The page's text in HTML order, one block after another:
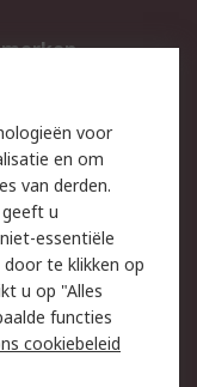
merken
veiligheid
voor
en om
van derden.
u
essentiële
te klikken op
u op "Alles
functies
cookiebeleid